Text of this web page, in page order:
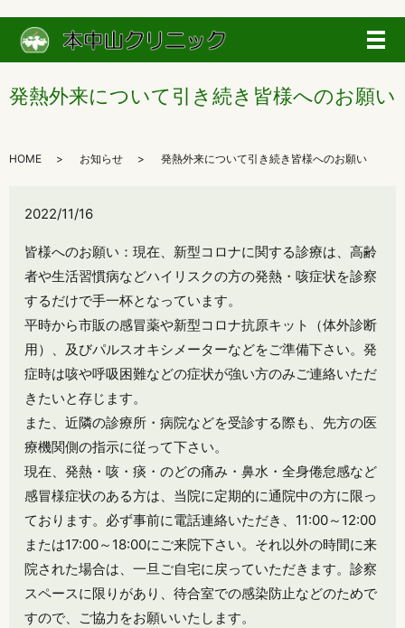
メ
発熱外来について引き続き皆様へのお願い
HOME お知らせ 発熱外来について引き続き皆様へのお願い
2022/11/16
皆様へのお願い：現在、新型コロナに関する診療は、高齢
者や生活習慣病などハイリスクの方の発熱・咳症状を診察
するだけで手一杯となっています。
平時から市販の感冒薬や新型コロナ抗原キット（体外診断
用）、及びパルスオキシメーターなどをご準備下さい。発
症時は咳や呼吸困難などの症状が強い方のみご連絡いただ
きたいと存じます。
また、近隣の診療所・病院などを受診する際も、先方の医
療機関側の指示に従って下さい。
現在、発熱・咳・痰・のどの痛み・鼻水・全身倦怠感など
感冒様症状のある方は、当院に定期的に通院中の方に限っ
ております。必ず事前に電話連絡いただき、11:00～12:00
または17:00～18:00にご来院下さい。それ以外の時間に来
院された場合は、一旦ご自宅に戻っていただきます。診察
スペースに限りがあり、待合室での感染防止などのためで
すので、ご協力をお願いいたします。